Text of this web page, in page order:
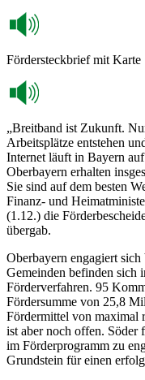
Fördersteckbrief mit Karte
„Breitband ist Zukunft.
Arbeitsplätze entstehen
Internet läuft in Bayern
Oberbayern erhalten
Sie sind auf dem besten
Finanz- und
(1.12.) die
übergab.
Oberbayern engagiert
Gemeinden befinden sich
Förderverfahren. 95
Fördersumme von 25,8
Fördermittel von maximal
ist aber noch offen. Söder
im Förderprogramm zu
Grundstein für einen